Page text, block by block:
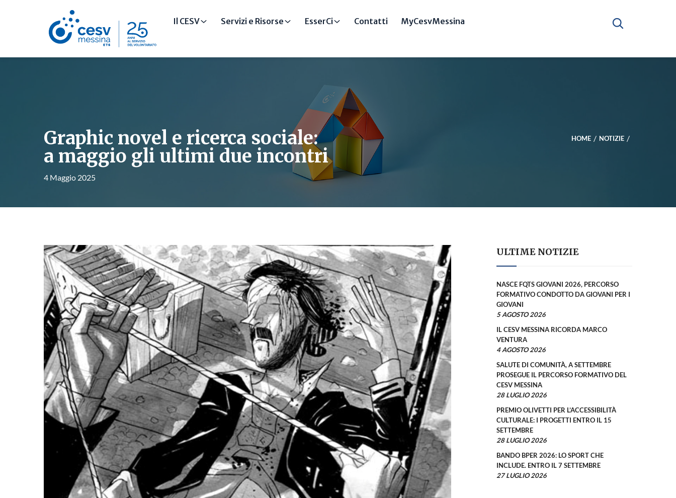
Il CESV Servizi e Risorse EsserCi Contatti MyCesvMessina
Graphic novel e ricerca sociale:
a maggio gli ultimi due incontri
4 Maggio 2025
HOME NOTIZIE
ULTIME NOTIZIE
NASCE FQTS GIOVANI 2026, PERCORSO
FORMATIVO CONDOTTO DA GIOVANI PER I
GIOVANI
5 AGOSTO 2026
IL CESV MESSINA RICORDA MARCO
VENTURA
4 AGOSTO 2026
SALUTE DI COMUNITÀ, A SETTEMBRE
PROSEGUE IL PERCORSO FORMATIVO DEL
CESV MESSINA
28 LUGLIO 2026
PREMIO OLIVETTI PER L’ACCESSIBILITÀ
CULTURALE: I PROGETTI ENTRO IL 15
SETTEMBRE
28 LUGLIO 2026
BANDO BPER 2026: LO SPORT CHE
INCLUDE. ENTRO IL 7 SETTEMBRE
27 LUGLIO 2026